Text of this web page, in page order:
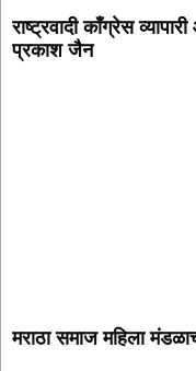
राष्ट्रवादी काँग्रेस
प्रकाश जैन
मराठा समाज महिला